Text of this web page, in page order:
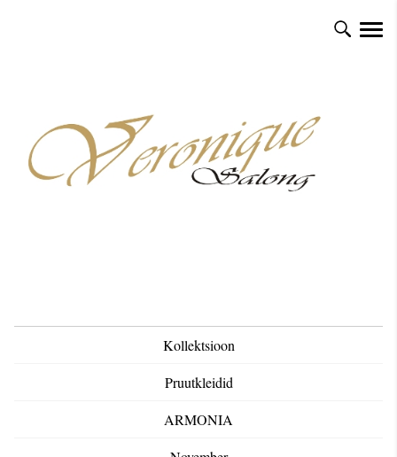
Kollektsioon
Pruutkleidid
ARMONIA